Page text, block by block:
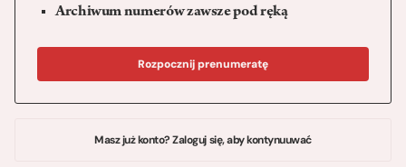
Archiwum numerów zawsze pod ręką
Rozpocznij prenumeratę
Masz już konto? Zaloguj się, aby kontynuuwać